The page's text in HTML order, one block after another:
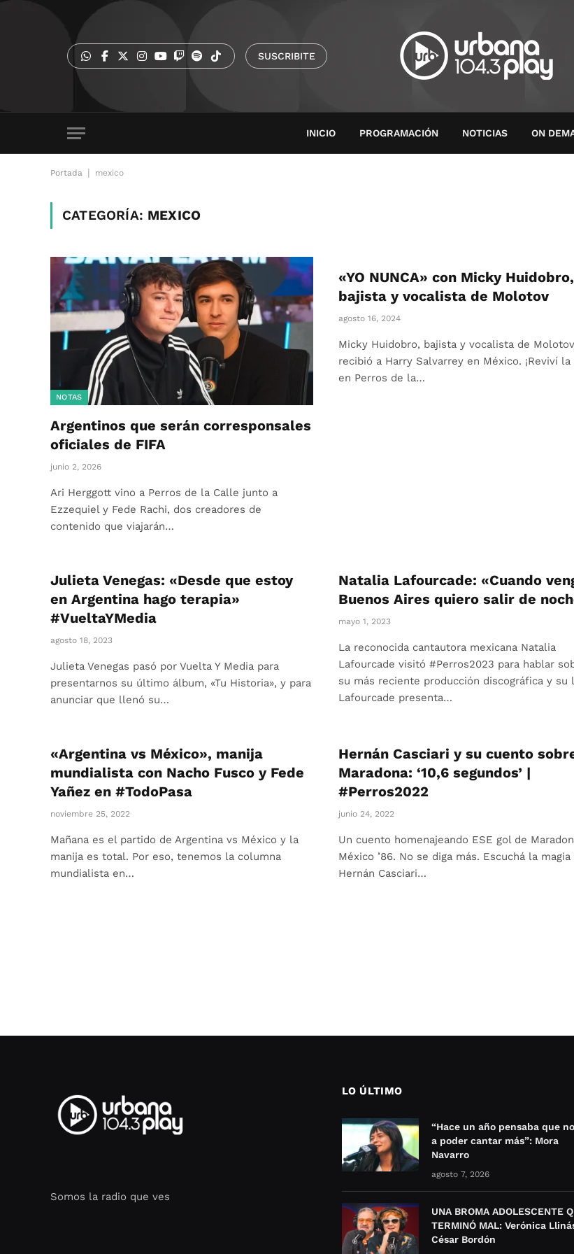
SUSCRIBITE
INICIO PROGRAMACIÓN NOTICIAS ON
Portada mexico
CATEGORÍA: MEXICO
NOTAS
Argentinos que serán corresponsales
oficiales de FIFA
junio 2, 2026
Ari Herggott vino a Perros de la Calle junto a
Ezzequiel y Fede Rachi, dos creadores de
contenido que viajarán…
«YO NUNCA» con Micky Huidobro,
bajista y vocalista de Molotov
agosto 16, 2024
Micky Huidobro, bajista y vocalista de
recibió a Harry Salvarrey en México. ¡Reviví la
en Perros de la…
Julieta Venegas: «Desde que estoy
en Argentina hago terapia»
#VueltaYMedia
agosto 18, 2023
Julieta Venegas pasó por Vuelta Y Media para
presentarnos su último álbum, «Tu Historia», y para
anunciar que llenó su…
Natalia Lafourcade: «Cuando
Buenos Aires quiero salir de
mayo 1, 2023
La reconocida cantautora mexicana Natalia
Lafourcade visitó #Perros2023 para hablar
su más reciente producción discográfica y su
Lafourcade presenta…
«Argentina vs México», manija
mundialista con Nacho Fusco y Fede
Yañez en #TodoPasa
noviembre 25, 2022
Mañana es el partido de Argentina vs México y la
manija es total. Por eso, tenemos la columna
mundialista en…
Hernán Casciari y su cuento
Maradona: ‘10,6 segundos’ |
#Perros2022
junio 24, 2022
Un cuento homenajeando ESE gol de
México ’86. No se diga más. Escuchá la magia
Hernán Casciari…
Somos la radio que ves
LO ÚLTIMO
“Hace un año pensaba que
a poder cantar más”: Mora
Navarro
agosto 7, 2026
UNA BROMA ADOLESCENTE
TERMINÓ MAL: Verónica
César Bordón